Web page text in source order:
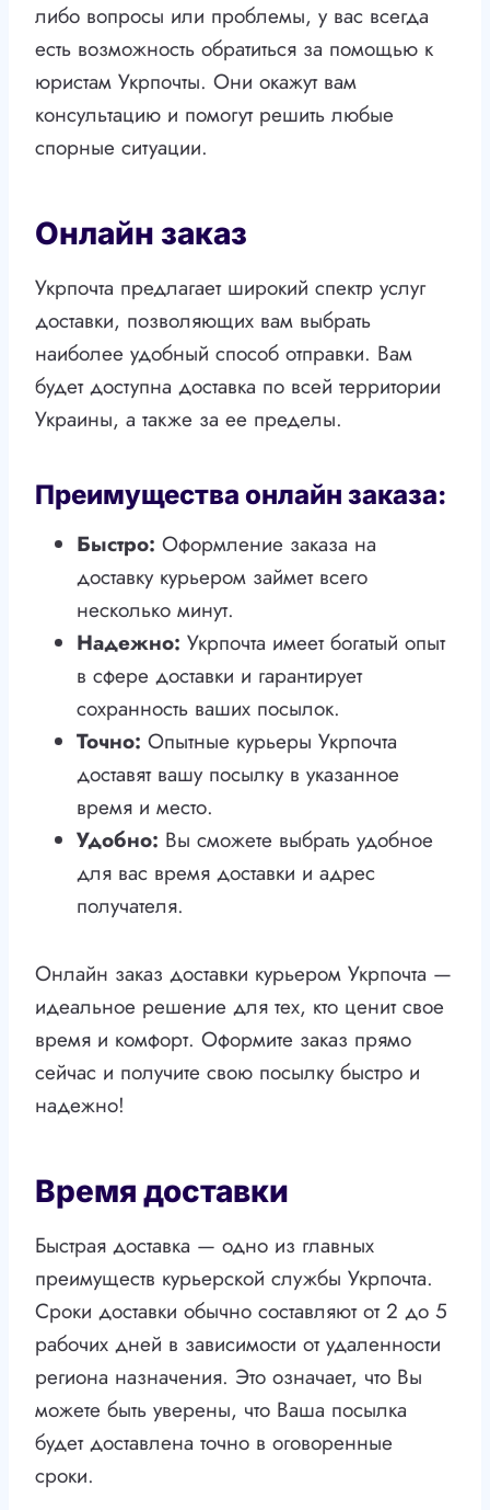
либо вопросы или проблемы, у вас всегда
есть возможность обратиться за помощью к
юристам Укрпочты. Они окажут вам
консультацию и помогут решить любые
спорные ситуации.
Онлайн заказ
Укрпочта предлагает широкий спектр услуг
доставки, позволяющих вам выбрать
наиболее удобный способ отправки. Вам
будет доступна доставка по всей территории
Украины, а также за ее пределы.
Преимущества онлайн заказа:
Быстро: Оформление заказа на
доставку курьером займет всего
несколько минут.
Надежно: Укрпочта имеет богатый опыт
в сфере доставки и гарантирует
сохранность ваших посылок.
Точно: Опытные курьеры Укрпочта
доставят вашу посылку в указанное
время и место.
Удобно: Вы сможете выбрать удобное
для вас время доставки и адрес
получателя.
Онлайн заказ доставки курьером Укрпочта —
идеальное решение для тех, кто ценит свое
время и комфорт. Оформите заказ прямо
сейчас и получите свою посылку быстро и
надежно!
Время доставки
Быстрая доставка — одно из главных
преимуществ курьерской службы Укрпочта.
Сроки доставки обычно составляют от 2 до 5
рабочих дней в зависимости от удаленности
региона назначения. Это означает, что Вы
можете быть уверены, что Ваша посылка
будет доставлена точно в оговоренные
сроки.